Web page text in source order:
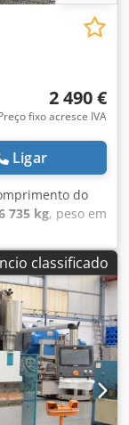
2 490 €
fixo acresce IVA
Ligar
do
735 kg, peso em
do
de carga:
Agradecemos o
GmbH de
de
utilizados
marítima,
conforme
e
e simples.
classificado